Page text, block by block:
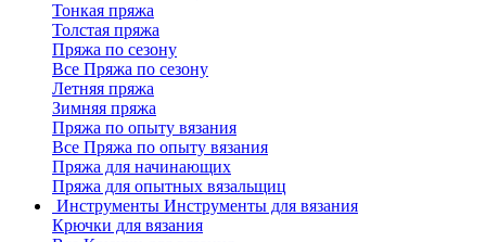
Тонкая пряжа
Толстая пряжа
Пряжа по сезону
Все Пряжа по сезону
Летняя пряжа
Зимняя пряжа
Пряжа по опыту вязания
Все Пряжа по опыту вязания
Пряжа для начинающих
Пряжа для опытных вязальщиц
Инструменты Инструменты для вязания
Крючки для вязания